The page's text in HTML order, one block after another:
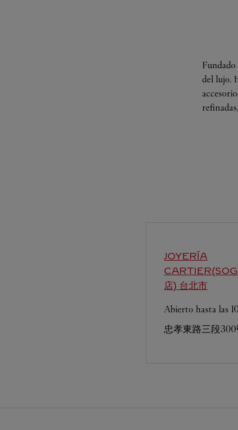
del lujo.
JOYERÍA
店) 台北市
Abierto hasta las
忠孝東路三段300